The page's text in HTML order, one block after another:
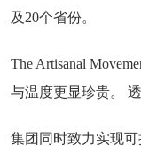
及20个省份。
The Artisanal
与温度更显珍贵。
集团同时致力实现